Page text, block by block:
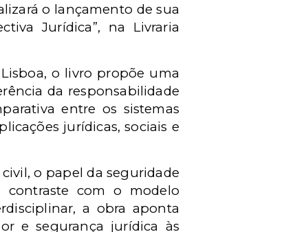
o lançamento de sua
Jurídica”, na Livraria
o livro propõe uma
da responsabilidade
entre os sistemas
jurídicas, sociais e
o papel da seguridade
contraste com o modelo
a obra aponta
e segurança jurídica às